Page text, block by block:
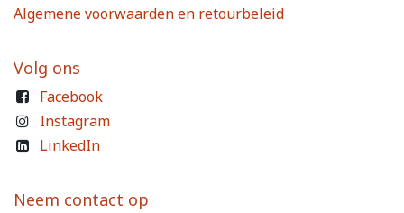
Algemene voorwaarden en retourbeleid
Volg ons
Facebook
Instagram
LinkedIn
Neem contact op